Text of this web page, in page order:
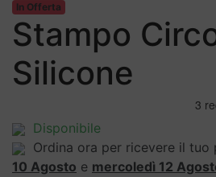
In Offerta
Stampo
Silicone
Disponibile
Ordina ora per ricevere il
10 Agosto e mercoledì 12